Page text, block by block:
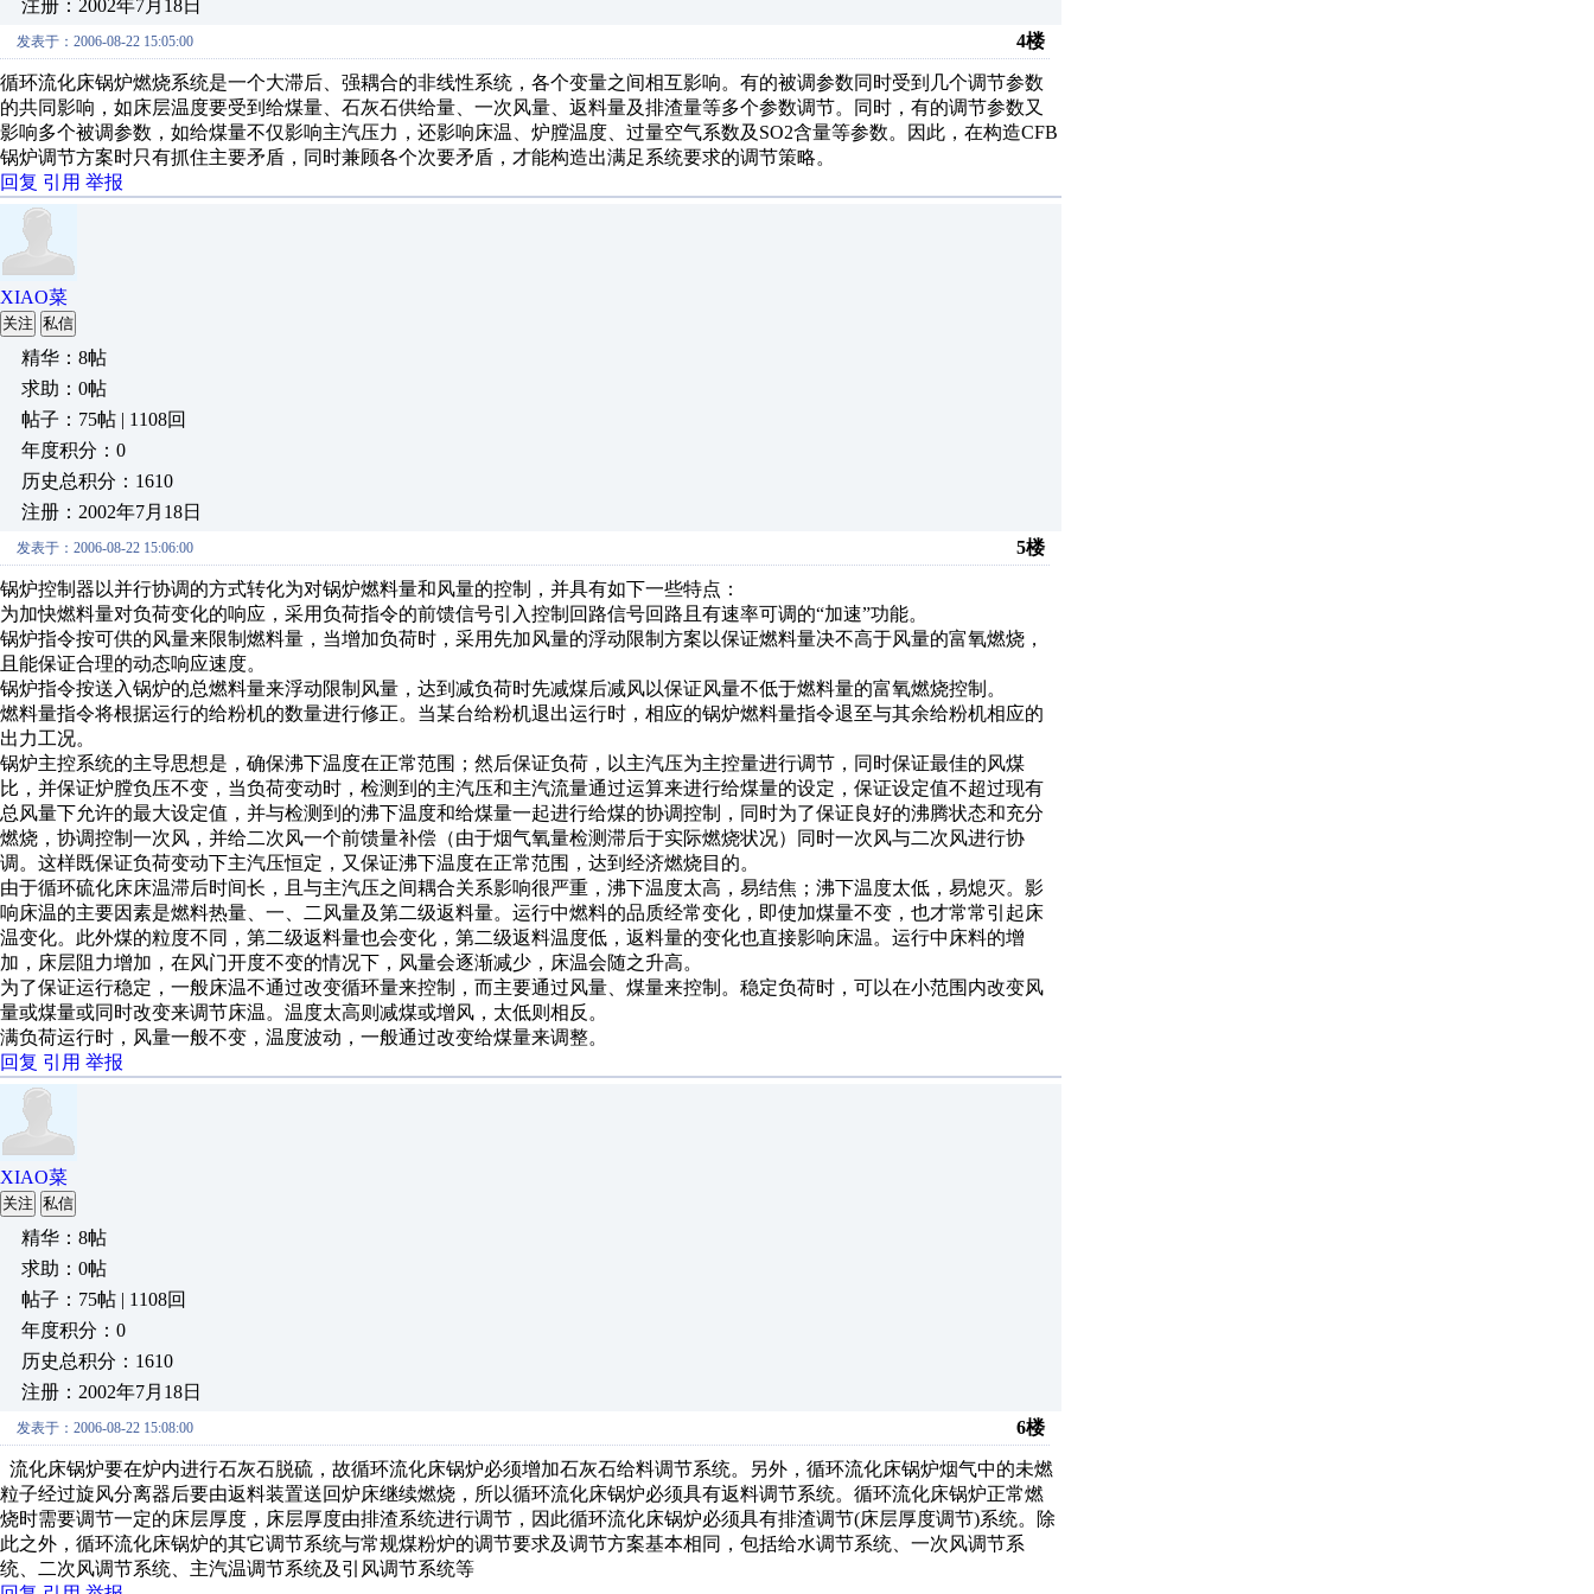
注册：2002年7月18日
发表于：2006-08-22 15:05:00 4楼
循环流化床锅炉燃烧系统是一个大滞后、强耦合的非线性系统，各个变量之间相互影响。有的被调参数同时受到几个调节参数
的共同影响，如床层温度要受到给煤量、石灰石供给量、一次风量、返料量及排渣量等多个参数调节。同时，有的调节参数又
影响多个被调参数，如给煤量不仅影响主汽压力，还影响床温、炉膛温度、过量空气系数及SO2含量等参数。因此，在构造CFB
锅炉调节方案时只有抓住主要矛盾，同时兼顾各个次要矛盾，才能构造出满足系统要求的调节策略。
回复 引用 举报
XIAO菜
关注 私信
精华：8帖
求助：0帖
帖子：75帖 | 1108回
年度积分：0
历史总积分：1610
注册：2002年7月18日
发表于：2006-08-22 15:06:00 5楼
锅炉控制器以并行协调的方式转化为对锅炉燃料量和风量的控制，并具有如下一些特点：
为加快燃料量对负荷变化的响应，采用负荷指令的前馈信号引入控制回路信号回路且有速率可调的“加速”功能。
锅炉指令按可供的风量来限制燃料量，当增加负荷时，采用先加风量的浮动限制方案以保证燃料量决不高于风量的富氧燃烧，
且能保证合理的动态响应速度。
锅炉指令按送入锅炉的总燃料量来浮动限制风量，达到减负荷时先减煤后减风以保证风量不低于燃料量的富氧燃烧控制。
燃料量指令将根据运行的给粉机的数量进行修正。当某台给粉机退出运行时，相应的锅炉燃料量指令退至与其余给粉机相应的
出力工况。
锅炉主控系统的主导思想是，确保沸下温度在正常范围；然后保证负荷，以主汽压为主控量进行调节，同时保证最佳的风煤
比，并保证炉膛负压不变，当负荷变动时，检测到的主汽压和主汽流量通过运算来进行给煤量的设定，保证设定值不超过现有
总风量下允许的最大设定值，并与检测到的沸下温度和给煤量一起进行给煤的协调控制，同时为了保证良好的沸腾状态和充分
燃烧，协调控制一次风，并给二次风一个前馈量补偿（由于烟气氧量检测滞后于实际燃烧状况）同时一次风与二次风进行协
调。这样既保证负荷变动下主汽压恒定，又保证沸下温度在正常范围，达到经济燃烧目的。
由于循环硫化床床温滞后时间长，且与主汽压之间耦合关系影响很严重，沸下温度太高，易结焦；沸下温度太低，易熄灭。影
响床温的主要因素是燃料热量、一、二风量及第二级返料量。运行中燃料的品质经常变化，即使加煤量不变，也才常常引起床
温变化。此外煤的粒度不同，第二级返料量也会变化，第二级返料温度低，返料量的变化也直接影响床温。运行中床料的增
加，床层阻力增加，在风门开度不变的情况下，风量会逐渐减少，床温会随之升高。
为了保证运行稳定，一般床温不通过改变循环量来控制，而主要通过风量、煤量来控制。稳定负荷时，可以在小范围内改变风
量或煤量或同时改变来调节床温。温度太高则减煤或增风，太低则相反。
满负荷运行时，风量一般不变，温度波动，一般通过改变给煤量来调整。
回复 引用 举报
XIAO菜
关注 私信
精华：8帖
求助：0帖
帖子：75帖 | 1108回
年度积分：0
历史总积分：1610
注册：2002年7月18日
发表于：2006-08-22 15:08:00 6楼
流化床锅炉要在炉内进行石灰石脱硫，故循环流化床锅炉必须增加石灰石给料调节系统。另外，循环流化床锅炉烟气中的未燃
粒子经过旋风分离器后要由返料装置送回炉床继续燃烧，所以循环流化床锅炉必须具有返料调节系统。循环流化床锅炉正常燃
烧时需要调节一定的床层厚度，床层厚度由排渣系统进行调节，因此循环流化床锅炉必须具有排渣调节(床层厚度调节)系统。除
此之外，循环流化床锅炉的其它调节系统与常规煤粉炉的调节要求及调节方案基本相同，包括给水调节系统、一次风调节系
统、二次风调节系统、主汽温调节系统及引风调节系统等